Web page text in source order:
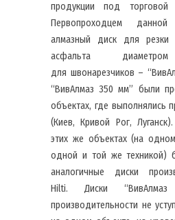
продукции под торговой
Первопроходцем
алмазный диск для резки
асфальта
для швонарезчиков –
“ВивАлмаз 350 мм” были
объектах, где выполнялись
(Киев, Кривой Рог,
этих же объектах (на
одной и той же техникой)
аналогичные диски
Hilti. Диски
производительности не